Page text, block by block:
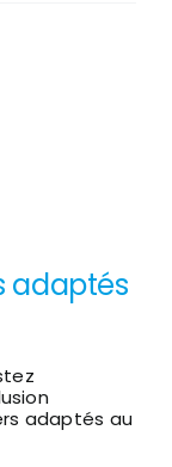
adaptés
adaptés au